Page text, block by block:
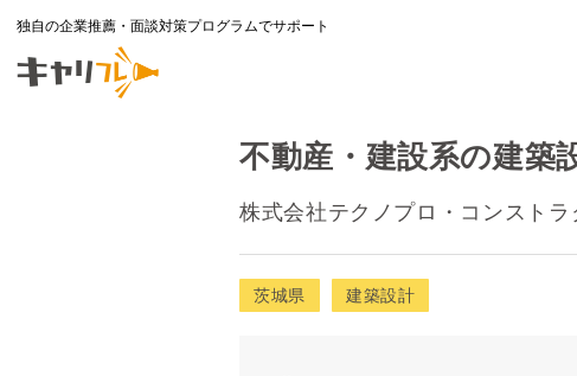
独自の企業推薦・面談対策プログラムでサポート
不動産・建設系の建築
株式会社テクノプロ・コンストラ
茨城県 建築設計